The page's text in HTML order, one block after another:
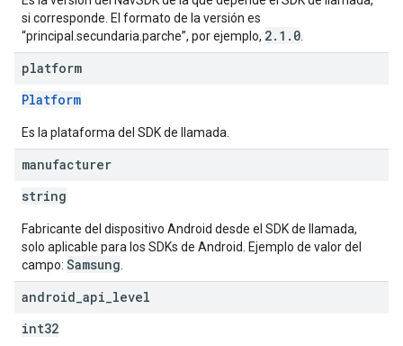
si corresponde. El formato de la versión es
“principal.secundaria.parche”, por ejemplo, 2.1.0
platform
Platform
Es la plataforma del SDK de llamada.
manufacturer
string
Fabricante del dispositivo Android desde el SDK de llamada,
solo aplicable para los SDKs de Android. Ejemplo de valor del
campo: Samsung
android api level
int32